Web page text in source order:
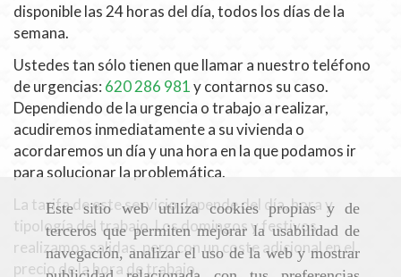
Este sitio web utiliza cookies propias y de
terceros que permiten mejorar la usabilidad de
navegación, analizar el uso de la web y mostrar
disponible las 24 horas del día, todos los días de la
semana.
Ustedes tan sólo tienen que llamar a nuestro teléfono
de urgencias: 620 286 981y contarnos su caso.
Dependiendo de la urgencia o trabajo a realizar,
acudiremos inmediatamente a su vivienda o
acordaremos un día y una hora en la que podamos ir
para solucionar la problemática.
La tarifa de este servicio depende del día, hora y
tipología del trabajo. Los domingos y festivos
realizamos salidas, pero con un coste adicional en el
precio de la hora de trabajo.